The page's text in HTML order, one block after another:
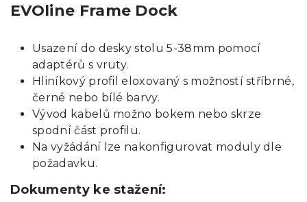
EVOline Frame Dock
Usazení do desky stolu 5-38mm pomocí
adaptérů s vruty.
Hliníkový profil eloxovaný s možností stříbrné,
černé nebo bílé barvy.
Vývod kabelů možno bokem nebo skrze
spodní část profilu.
Na vyžádání lze nakonfigurovat moduly dle
požadavku.
Dokumenty ke stažení: